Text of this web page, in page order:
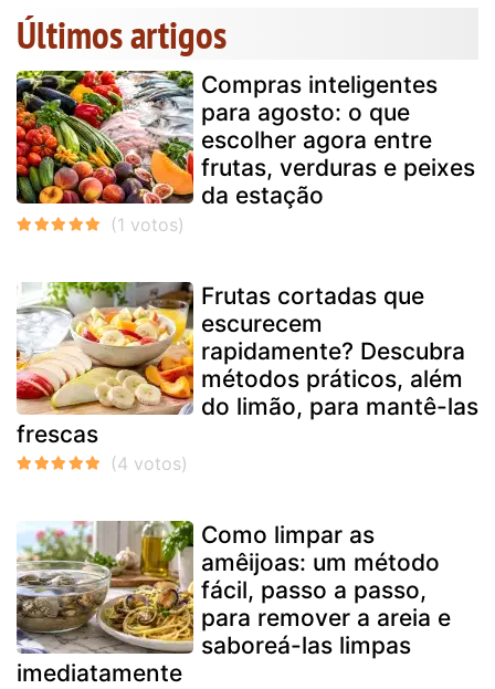
Últimos artigos
Compras inteligentes
para agosto: o que
escolher agora entre
frutas, verduras e peixes
da estação
Frutas cortadas que
escurecem
rapidamente? Descubra
métodos práticos, além
do limão, para mantê-las
frescas
Como limpar as
amêijoas: um método
fácil, passo a passo,
para remover a areia e
saboreá-las limpas
imediatamente